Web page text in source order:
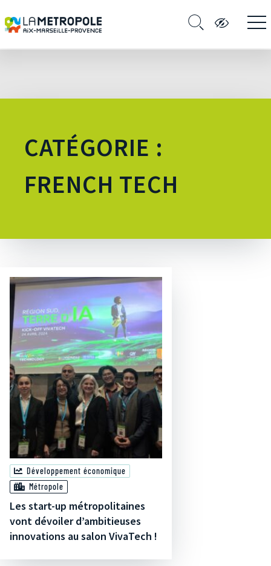
CATÉGORIE :
FRENCH TECH
Développement économique
Métropole
Les start-up métropolitaines
vont dévoiler d’ambitieuses
innovations au salon VivaTech !